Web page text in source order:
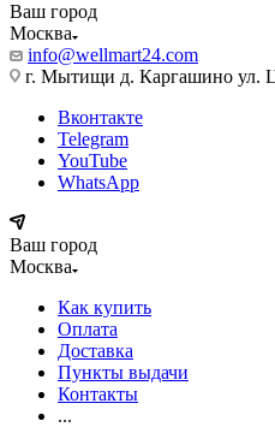
Ваш город
Москва
info@wellmart24.com
г. Мытищи д. Каргашино ул.
Вконтакте
Telegram
YouTube
WhatsApp
Ваш город
Москва
Как купить
Оплата
Доставка
Пункты выдачи
Контакты
...